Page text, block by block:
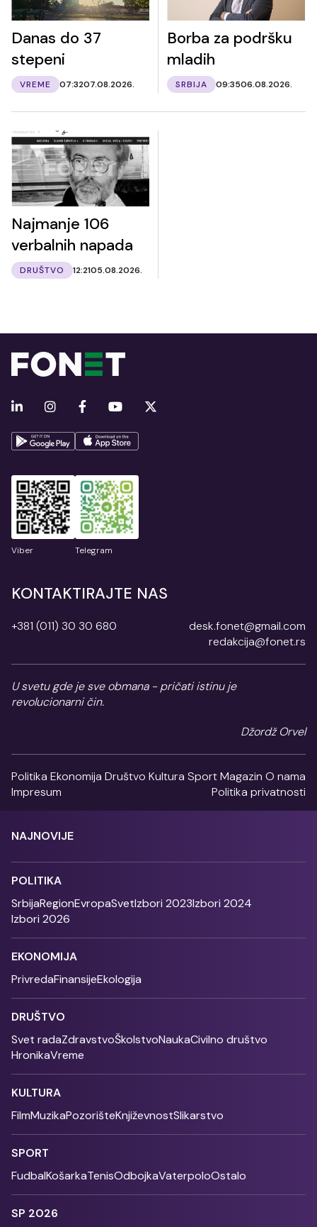
Danas do 37
stepeni
VREME 07:3207.08.2026.
Borba za podršku
mladih
SRBIJA 09:3506.08.2026.
Najmanje 106
verbalnih napada
DRUŠTVO 12:2105.08.2026.
Viber Telegram
KONTAKTIRAJTE NAS
+381 (011) 30 30 680
desk.fonet@gmail.com
redakcija@fonet.rs
U svetu gde je sve obmana - pričati istinu je
revolucionarni čin.
Džordž Orvel
Politika Ekonomija Društvo Kultura SportMagazin O nama
Impresum
Politika privatnosti
NAJNOVIJE
POLITIKA
SrbijaRegionEvropaSvetIzbori 2023Izbori 2024
Izbori 2026
EKONOMIJA
PrivredaFinansijeEkologija
DRUŠTVO
Svet radaZdravstvoŠkolstvoNaukaCivilno društvo
HronikaVreme
KULTURA
FilmMuzikaPozorišteKnjiževnostSlikarstvo
SPORT
FudbalKošarkaTenisOdbojkaVaterpoloOstalo
SP 2026